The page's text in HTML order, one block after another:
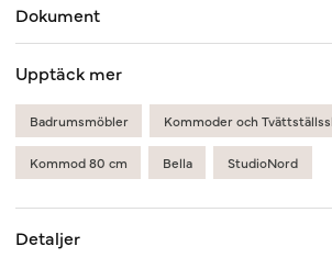
Dokument
Upptäck mer
Badrumsmöbler Kommoder och
Kommod 80 cm Bella StudioNord
Detaljer